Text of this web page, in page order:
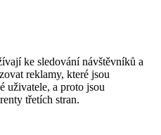
ke sledování návštěvníků a
reklamy, které jsou
uživatele, a proto jsou
třetích stran.